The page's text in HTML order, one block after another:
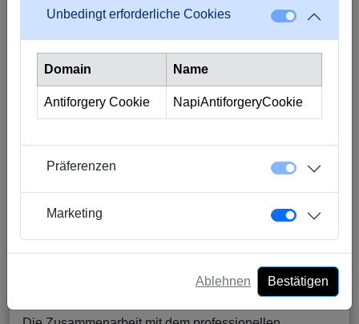
https://www.intrum.ch/de/losungen-fur-unternehmen/
Unbedingt erforderliche Cookies
Domain Name
Antiforgery Cookie NapiAntiforgeryCookie
Präferenzen
Marketing
Ablehnen Bestätigen